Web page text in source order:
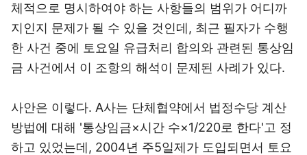
체적으로 명시하여야 하는 사항들의 범위가 어디까
지인지 문제가 될 수 있을 것인데, 최근 필자가 수행
한 사건 중에 토요일 유급처리 합의와 관련된 통상임
금 사건에서 이 조항의 해석이 문제된 사례가 있다.
사안은 이렇다. A사는 단체협약에서 법정수당 계산
방법에 대해 '통상임금×시간 수×1/220로 한다'고 정
하고 있었는데, 2004년 주5일제가 도입되면서 토요